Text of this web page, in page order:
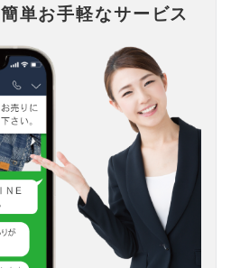
単お手軽なサービス